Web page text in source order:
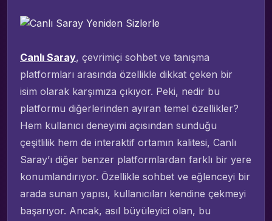
Canlı Saray, çevrimiçi sohbet ve tanışma
platformları arasında özellikle dikkat çeken bir
isim olarak karşımıza çıkıyor. Peki, nedir bu
platformu diğerlerinden ayıran temel özellikler?
Hem kullanıcı deneyimi açısından sunduğu
çeşitlilik hem de interaktif ortamın kalitesi, Canlı
Saray’ı diğer benzer platformlardan farklı bir yere
konumlandırıyor. Özellikle sohbet ve eğlenceyi bir
arada sunan yapısı, kullanıcıları kendine çekmeyi
başarıyor. Ancak, asıl büyüleyici olan, bu